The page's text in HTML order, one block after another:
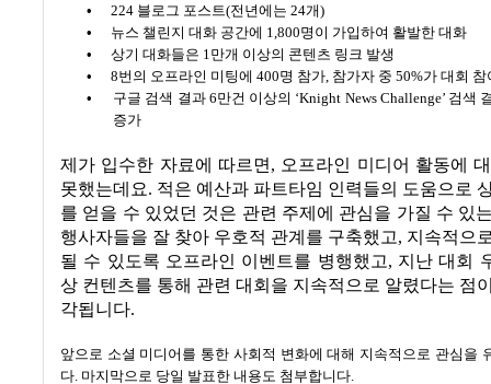
• 224 블로그 포스트(전년에는 24개)
•
뉴스 챌린지 대화 공간에 1,800명이 가입하여 활발한 대화
•
상기 대화들은 1만개 이상의 콘텐츠 링크 발생
•
8번의 오프라인 미팅에 400명 참가, 참가자 중 50%가 대회 참
•
구글 검색 결과 6만건 이상의 ‘Knight News Challenge’ 검색
증가
제가 입수한 자료에 따르면, 오프라인 미디어 활동에
못했는데요. 적은 예산과 파트타임 인력들의 도움으로
를 얻을 수 있었던 것은 관련 주제에 관심을 가질 수 있
행사자들을 잘 찾아 우호적 관계를 구축했고, 지속적으
될 수 있도록 오프라인 이벤트를 병행했고, 지난 대회
상 컨텐츠를 통해 관련 대회을 지속적으로 알렸다는 점
각됩니다.
앞으로 소셜 미디어를 통한 사회적 변화에 대해 지속적으로 관심을
다. 마지막으로 당일 발표한 내용도 첨부합니다.